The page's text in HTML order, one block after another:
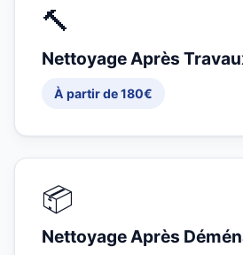
🔨
Nettoyage Après
À partir de 180€
📦
Nettoyage Après